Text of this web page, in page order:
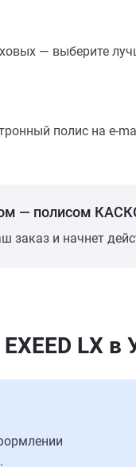
— выберите
полис на e-
— полисом
заказ и начнет
LX в